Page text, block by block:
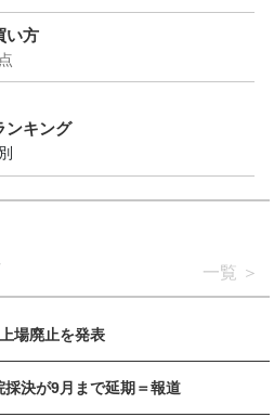
い方
ンキング
一覧
場廃止を発表
決が9月まで延期＝報道